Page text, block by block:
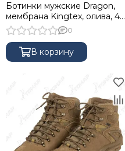
Ботинки мужские Dragon,
мембрана Kingtex, олива, 44
NISUS
0
В корзину